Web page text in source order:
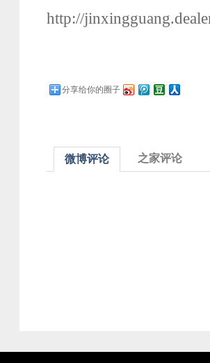
http://
分享给你的圈子
微博评论 之家评论